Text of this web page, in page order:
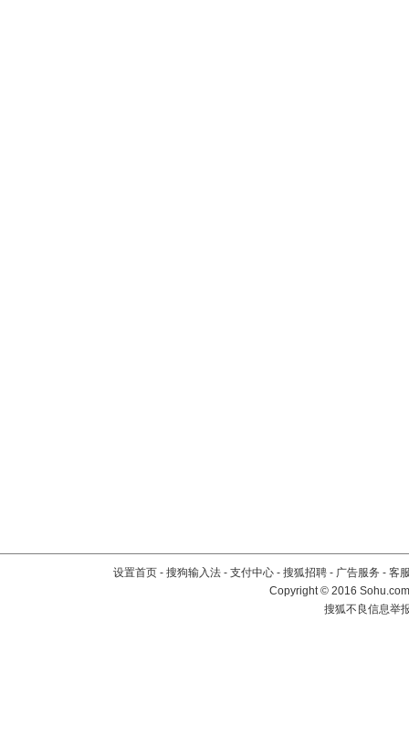
设置首页 - 搜狗输入法 - 支付中心 - 搜狐招聘 - 广告服务 - 客
Copyright©2016
搜狐不良信息举